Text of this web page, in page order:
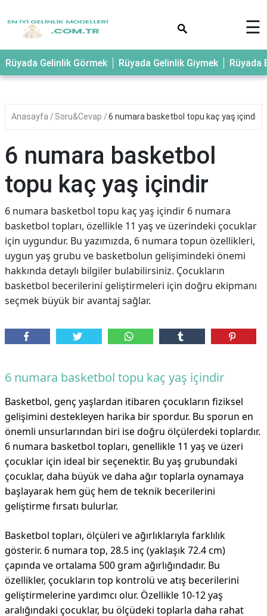
☰
Rüyada Gelinlik Görmek Rüyada Gelinlik Giymek Rüyada
Anasayfa Soru&Cevap 6 numara basketbol topu kaç yaş içindir
6 numara basketbol
topu kaç yaş içindir
6 numara basketbol topu kaç yaş içindir 6 numara
basketbol topları, özellikle 11 yaş ve üzerindeki çocuklar
için uygundur. Bu yazımızda, 6 numara topun özellikleri,
uygun yaş grubu ve basketbolun gelişimindeki önemi
hakkında detaylı bilgiler bulabilirsiniz. Çocukların
basketbol becerilerini geliştirmeleri için doğru ekipmanı
seçmek büyük bir avantaj sağlar.
6 numara basketbol topu kaç yaş içindir
Basketbol, genç yaşlardan itibaren çocukların fiziksel
gelişimini destekleyen harika bir spordur. Bu sporun en
önemli unsurlarından biri ise doğru ölçülerdeki toplardır.
6 numara basketbol topları, genellikle 11 yaş ve üzeri
çocuklar için ideal bir seçenektir. Bu yaş grubundaki
çocuklar, daha büyük ve daha ağır toplarla oynamaya
başlayarak hem güç hem de teknik becerilerini
geliştirme fırsatı bulurlar.
Basketbol topları, ölçüleri ve ağırlıklarıyla farklılık
gösterir. 6 numara top, 28.5 inç (yaklaşık 72.4 cm)
çapında ve ortalama 500 gram ağırlığındadır. Bu
özellikler, çocukların top kontrolü ve atış becerilerini
geliştirmelerine yardımcı olur. Özellikle 10-12 yaş
aralığındaki çocuklar, bu ölçüdeki toplarla daha rahat